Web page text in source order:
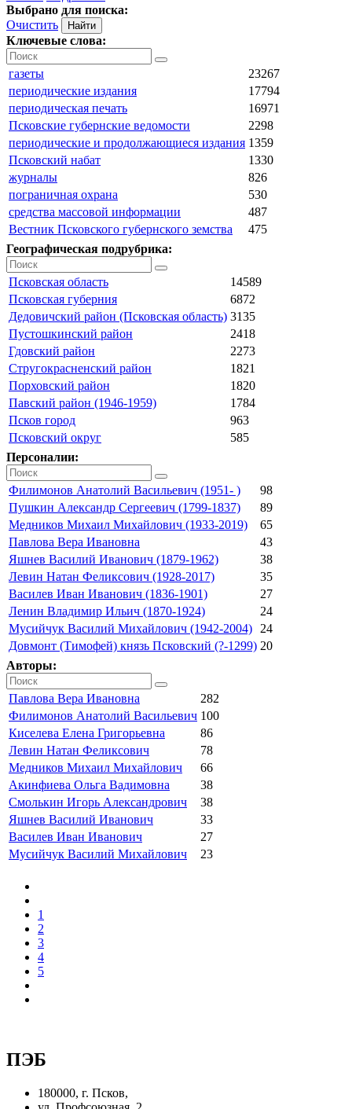
Выбрано для поиска:
Очистить
Ключевые слова:
газеты
23267
периодические издания
17794
периодическая печать
16971
Псковские губернские ведомости
2298
периодические и продолжающиеся издания 1359
Псковский набат
1330
журналы
826
пограничная охрана
530
средства массовой информации
487
Вестник Псковского губернского земства
475
Географическая подрубрика:
Псковская область
14589
Псковская губерния
6872
Дедовичский район (Псковская область) 3135
Пустошкинский район
2418
Гдовский район
2273
Стругокрасненский район
1821
Порховский район
1820
Павский район (1946-1959)
1784
Псков город
963
Псковский округ
585
Персоналии:
Филимонов Анатолий Васильевич (1951- )
98
Пушкин Александр Сергеевич (1799-1837)
89
Медников Михаил Михайлович (1933-2019)
65
Павлова Вера Ивановна
43
Яшнев Василий Иванович (1879-1962)
38
Левин Натан Феликсович (1928-2017)
35
Василев Иван Иванович (1836-1901)
27
Ленин Владимир Ильич (1870-1924)
24
Мусийчук Василий Михайлович (1942-2004)
24
Довмонт (Тимофей) князь Псковский (?-1299) 20
Авторы:
Павлова Вера Ивановна
282
Филимонов Анатолий Васильевич 100
Киселева Елена Григорьевна
86
Левин Натан Феликсович
78
Медников Михаил Михайлович
66
Акинфиева Ольга Вадимовна
38
Смолькин Игорь Александрович
38
Яшнев Василий Иванович
33
Василев Иван Иванович
27
Мусийчук Василий Михайлович
23
1
2
3
4
5
ПЭБ
180000, г. Псков,